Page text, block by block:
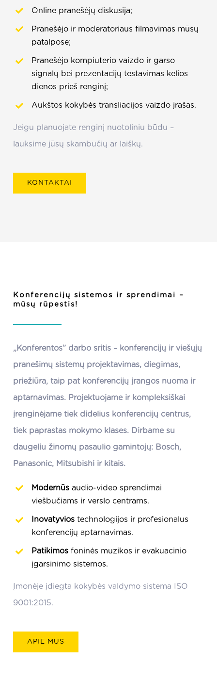
Online pranešėjų diskusija;
Pranešėjo ir moderatoriaus filmavimas mūsų
patalpose;
Pranešėjo kompiuterio vaizdo ir garso
signalų bei prezentacijų testavimas kelios
dienos prieš renginį;
Aukštos kokybės transliacijos vaizdo įrašas.
Jeigu planuojate renginį nuotoliniu būdu –
lauksime jūsų skambučių ar laiškų.
KONTAKTAI
Konferencijų sistemos ir sprendimai –
mūsų rūpestis!
„Konferentos” darbo sritis – konferencijų ir viešųjų
pranešimų sistemų projektavimas, diegimas,
priežiūra, taip pat konferencijų įrangos nuoma ir
aptarnavimas. Projektuojame ir kompleksiškai
įrenginėjame tiek didelius konferencijų centrus,
tiek paprastas mokymo klases. Dirbame su
daugeliu žinomų pasaulio gamintojų: Bosch,
Panasonic, Mitsubishi ir kitais.
Modernūsaudio-video sprendimai
viešbučiams ir verslo centrams.
Inovatyvios technologijos ir profesionalus
konferencijų aptarnavimas.
Patikimosfoninės muzikos ir evakuacinio
įgarsinimo sistemos.
Įmonėje įdiegta kokybės valdymo sistema ISO
9001:2015.
APIE MUS